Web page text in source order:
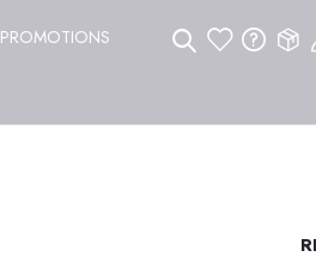
PROMOTIONS